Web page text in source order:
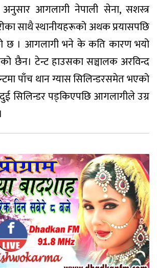
अनुसार आगलागी नेपाली सेना, सशस्त्र
साथै स्थानीयहरूको अथक प्रयासपछि
छ । आगलागी भने के कति कारण भयो
छैन। टेन्ट हाउसका सञ्चालक अरविन्द
पाँच थान ग्यास सिलिन्डरसमेत भएको
सिलिन्डर पड्किएपछि आगलागीले उग्र